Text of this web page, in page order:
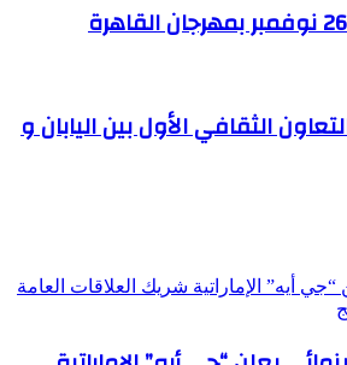
أجندة أفلام الاثنين 26 نوفمبر بمهرجان القاهرة
الثقافي الأول بين اليابان و